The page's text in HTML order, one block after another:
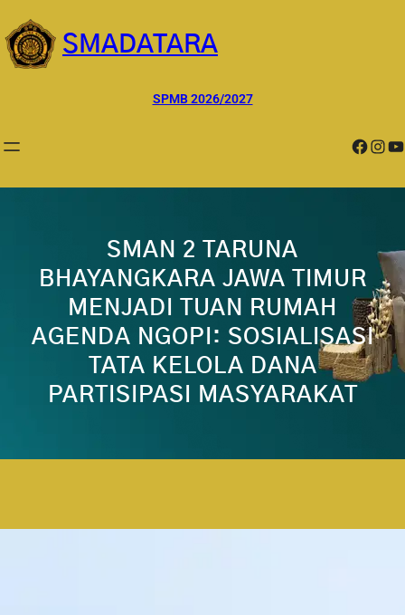
ke
konten
SMADATARA
SPMB 2026/2027
Facebook InstagramYouTube
SMAN 2 TARUNA
BHAYANGKARA JAWA TIMUR
MENJADI TUAN RUMAH
AGENDA NGOPI: SOSIALISASI
TATA KELOLA DANA
PARTISIPASI MASYARAKAT